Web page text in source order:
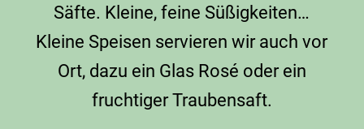
Säfte. Kleine, feine Süßigkeiten…
Kleine Speisen servieren wir auch vor
Ort, dazu ein Glas Rosé oder ein
fruchtiger Traubensaft.